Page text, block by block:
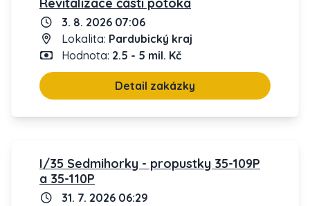
Revitalizace části potoka
3. 8. 2026 07:06
Lokalita: Pardubický kraj
Hodnota: 2.5 - 5 mil. Kč
Detail zakázky
I/35 Sedmihorky - propustky 35-109P
a 35-110P
31. 7. 2026 06:29